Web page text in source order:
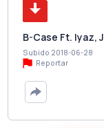
B-Case Ft. Iyaz,
Subido 2018-06-28
Reportar